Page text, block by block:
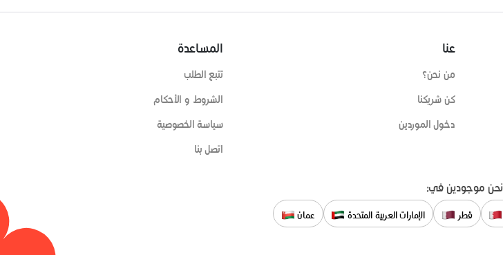
عنا
من نحن؟
كن شريكنا
دخول الموردين
المساعدة
تتبع الطلب
الشروط و الأحكام
سياسة الخصوصية
اتصل بنا
نحن موجودين في:
قطر الإمارات العربية المتحدة عمان